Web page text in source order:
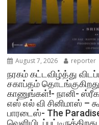
August 7, 2026 reporter
நரகம் கட்டவிழ்த்து
சகாப்தம்
காணுங்கள்!- நானி-
எஸ் எல் வி சினிமாஸ் –
பாரடைஸ்- The
வெளியிடப்பட்டிருக்கிறது